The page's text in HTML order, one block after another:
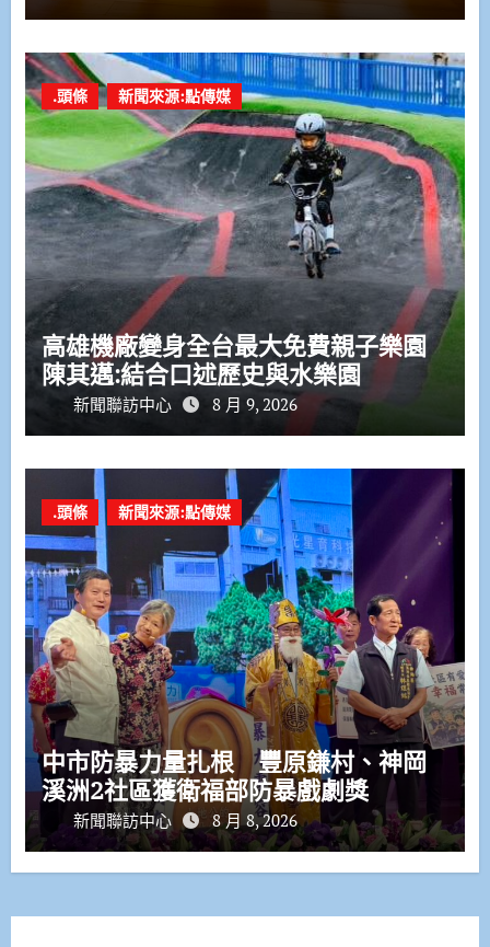
.頭條 新聞來源:點傳媒
高雄機廠變身全台最大免費親子樂園
陳其邁:結合口述歷史與水樂園
新聞聯訪中心 8 月 9, 2026
.頭條 新聞來源:點傳媒
中市防暴力量扎根 豐原鎌村、神岡
溪洲2社區獲衛福部防暴戲劇獎
新聞聯訪中心 8 月 8, 2026